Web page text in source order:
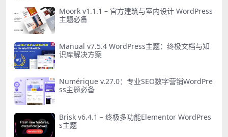
Moork v1.1.1 – 官方建筑与室内设计 WordPress
主题必备
Manual v7.5.4 WordPress主题：终极文档与知
识库解决方案
Numérique v.27.0：专业SEO数字营销WordPre
ss主题必备
Brisk v6.4.1 – 终极多功能Elementor WordPres
s主题